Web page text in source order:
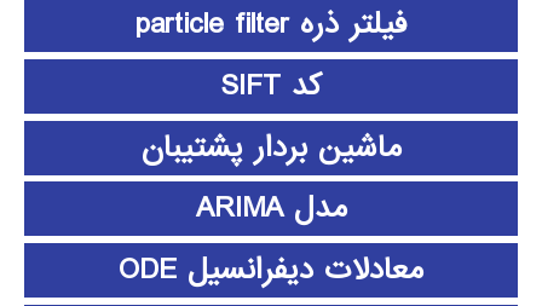
فیلتر ذره particle filter
کد SIFT
ماشین بردار پشتیبان
مدل ARIMA
معادلات دیفرانسیل ODE